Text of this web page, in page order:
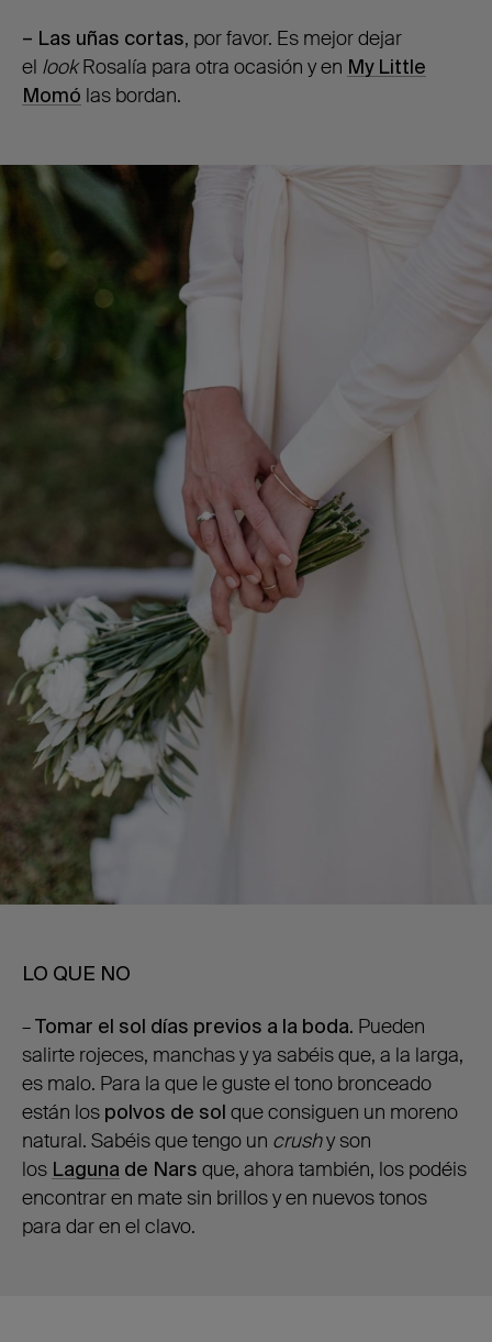
– Las uñas cortas, por favor. Es mejor dejar
el lookRosalía para otra ocasión y en My Little
Momó las bordan.
LO QUE NO
–Tomar el sol días previos a la boda. Pueden
salirte rojeces, manchas y ya sabéis que, a la larga,
es malo. Para la que le guste el tono bronceado
están los polvos de sol que consiguen un moreno
natural. Sabéis que tengo un crushy son
los Laguna de Nars que, ahora también, los podéis
encontrar en mate sin brillos y en nuevos tonos
para dar en el clavo.